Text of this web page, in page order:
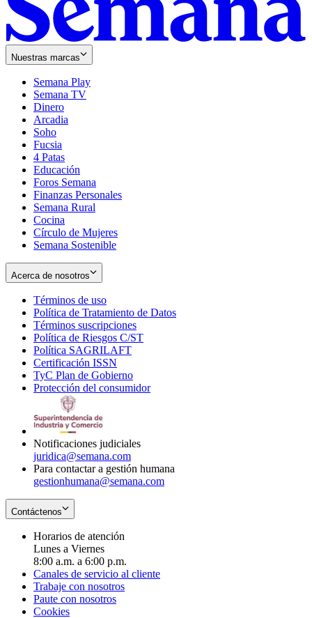
Nuestras marcas
Semana Play
Semana TV
Dinero
Arcadia
Soho
in
new
window
Fucsia
in
new
window
4 Patas
Educación
Foros Semana
Finanzas Personales
Semana Rural
Cocina
Círculo de Mujeres
Semana Sostenible
Acerca de nosotros
Términos de uso
in
new
window
Política de Tratamiento de Datos
Términos suscripciones
in
Política de Riesgos C/ST
Política SAGRILAFT
new
window
Certificación ISSN
in
new
TyC Plan de Gobierno
in
Protección del consumidorOpens
Notificaciones judiciales
juridica@semana.com
Para contactar a gestión humana
gestionhumana@semana.com
Contáctenos
Horarios de atención
Lunes a Viernes
8:00 a.m. a 6:00 p.m.
Canales de servicio al cliente
Trabaje con nosotros
Paute con nosotros
Cookies